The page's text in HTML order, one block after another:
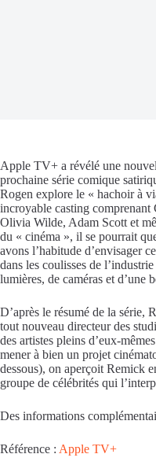
Apple TV+ a révélé une
prochaine série comique
Rogen explore le « hachoir à
incroyable casting
Olivia Wilde, Adam Scott et
du « cinéma », il se pourrait
avons l’habitude d’envisager
dans les coulisses de
lumières, de caméras et d’une
D’après le résumé de la série,
tout nouveau directeur des
des artistes pleins d’eux-
mener à bien un projet
dessous), on aperçoit Remick
groupe de célébrités qui
Des informations
Référence : Apple TV+